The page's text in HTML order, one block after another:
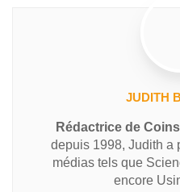
JUDITH
Rédactrice de
depuis 1998, Judith a
médias tels que
encore